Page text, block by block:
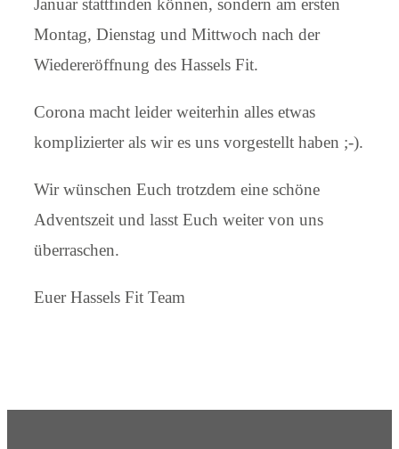
Januar stattfinden können, sondern am ersten
Montag, Dienstag und Mittwoch nach der
Wiedereröffnung des Hassels Fit.
Corona macht leider weiterhin alles etwas
komplizierter als wir es uns vorgestellt haben ;-).
Wir wünschen Euch trotzdem eine schöne
Adventszeit und lasst Euch weiter von uns
überraschen.
Euer Hassels Fit Team